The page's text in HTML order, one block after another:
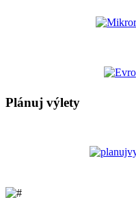
Plánuj výlety